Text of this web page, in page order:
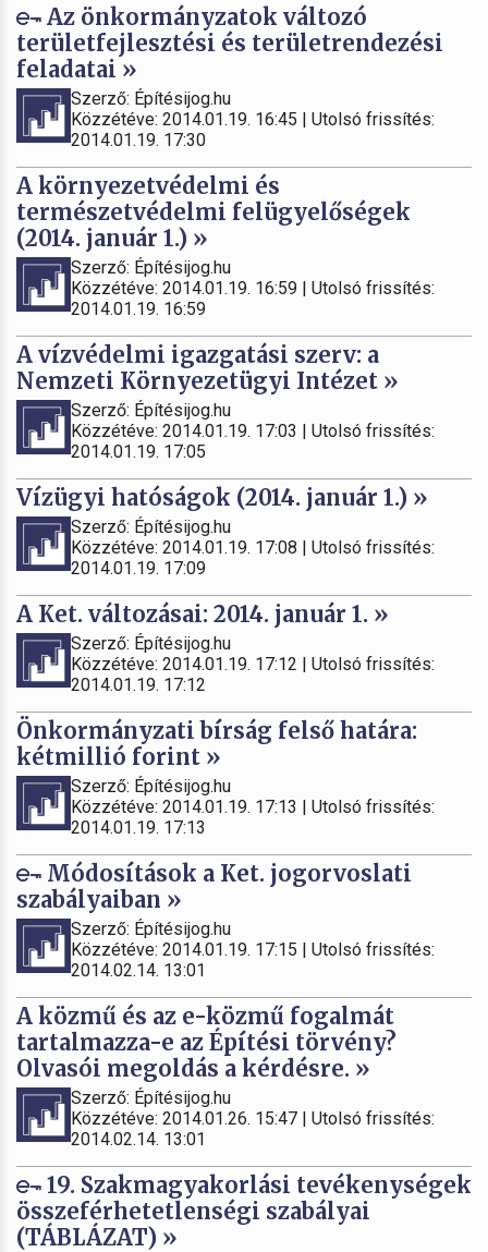
Az önkormányzatok változó
területfejlesztési és területrendezési
feladatai »
Szerző: Építésijog.hu
Közzétéve: 2014.01.19. 16:45 | Utolsó frissítés:
2014.01.19. 17:30
A környezetvédelmi és
természetvédelmi felügyelőségek
(2014. január 1.) »
Szerző: Építésijog.hu
Közzétéve: 2014.01.19. 16:59 | Utolsó frissítés:
2014.01.19. 16:59
A vízvédelmi igazgatási szerv: a
Nemzeti Környezetügyi Intézet »
Szerző: Építésijog.hu
Közzétéve: 2014.01.19. 17:03 | Utolsó frissítés:
2014.01.19. 17:05
Vízügyi hatóságok (2014. január 1.) »
Szerző: Építésijog.hu
Közzétéve: 2014.01.19. 17:08 | Utolsó frissítés:
2014.01.19. 17:09
A Ket. változásai: 2014. január 1. »
Szerző: Építésijog.hu
Közzétéve: 2014.01.19. 17:12 | Utolsó frissítés:
2014.01.19. 17:12
Önkormányzati bírság felső határa:
kétmillió forint »
Szerző: Építésijog.hu
Közzétéve: 2014.01.19. 17:13 | Utolsó frissítés:
2014.01.19. 17:13
Módosítások a Ket. jogorvoslati
szabályaiban »
Szerző: Építésijog.hu
Közzétéve: 2014.01.19. 17:15 | Utolsó frissítés:
2014.02.14. 13:01
A közmű és az e-közmű fogalmát
tartalmazza-e az Építési törvény?
Olvasói megoldás a kérdésre. »
Szerző: Építésijog.hu
Közzétéve: 2014.01.26. 15:47 | Utolsó frissítés:
2014.02.14. 13:01
19. Szakmagyakorlási tevékenységek
összeférhetetlenségi szabályai
(TÁBLÁZAT) »